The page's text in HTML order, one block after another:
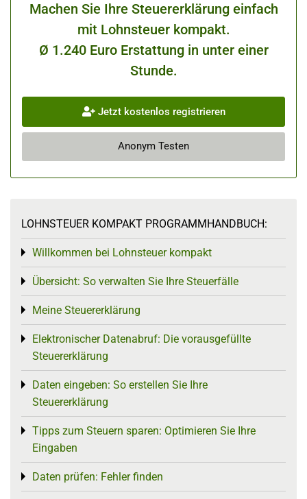
Machen Sie Ihre Steuererklärung einfach
mit Lohnsteuer kompakt.
Ø 1.240 Euro Erstattung in unter einer
Stunde.
Jetzt kostenlos registrieren
Anonym Testen
LOHNSTEUER KOMPAKT PROGRAMMHANDBUCH:
Willkommen bei Lohnsteuer kompakt
Toggle menu
Übersicht: So verwalten Sie Ihre Steuerfälle
Toggle menu
Meine Steuererklärung
Toggle menu
Elektronischer Datenabruf: Die vorausgefüllte
Steuererklärung
Toggle menu
Daten eingeben: So erstellen Sie Ihre
Steuererklärung
Toggle menu
Tipps zum Steuern sparen: Optimieren Sie Ihre
Eingaben
Toggle menu
Daten prüfen: Fehler finden
Toggle menu